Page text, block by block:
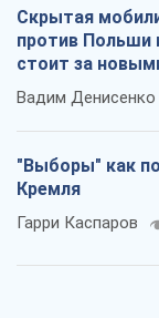
Скрытая
против Польши
стоит за
Вадим Денисенко
"Выборы" как
Кремля
Гарри Каспаров